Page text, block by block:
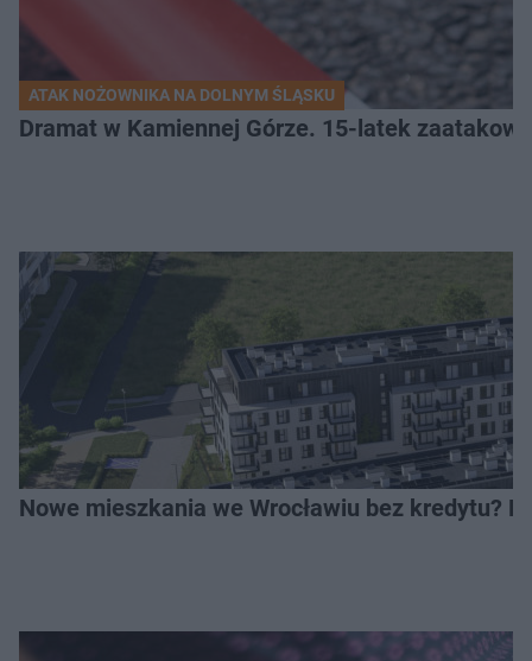
ATAK NOŻOWNIKA NA DOLNYM ŚLĄSKU
Dramat w Kamiennej Górze. 15-latek
Nowe mieszkania we Wrocławiu bez kredytu?